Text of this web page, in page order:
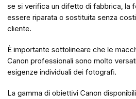
se si verifica un difetto di fabbrica, la
essere riparata o sostituita senza
cliente.
È importante sottolineare che le
Canon professionali sono molto
esigenze individuali dei fotografi.
La gamma di obiettivi Canon